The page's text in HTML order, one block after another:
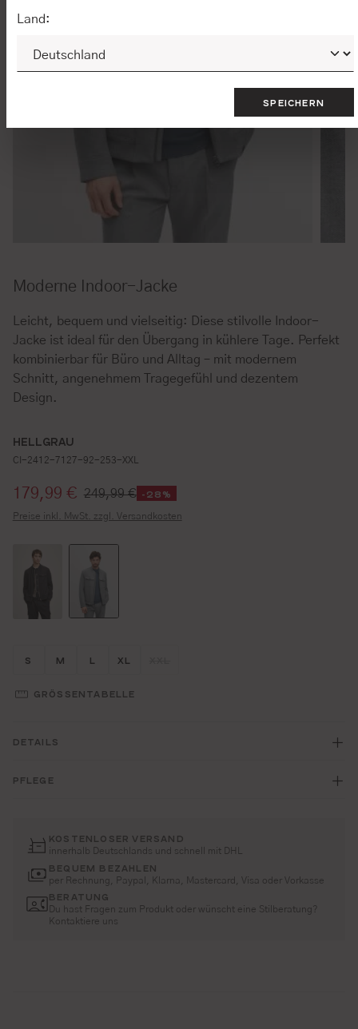
Moderne Indoor-Jacke
Leicht, bequem und vielseitig: Diese stilvolle Indoor-
Jacke ist ideal für den Übergang in kühlere Tage. Perfekt
kombinierbar für Büro und Alltag – mit modernem
Schnitt, angenehmem Tragegefühl und dezentem
Design.
HELLGRAU
CI-2412-7127-92-253-XXL
Verkaufspreis:
179,99 € 249,99 € -28%
Preise inkl. MwSt. zzgl. Versandkosten
Größe wählen
S Größe wählen
M Größe wählen
L Größe wählen
XL
GRÖSSENTABELLE
DETAILS
PFLEGE
KOSTENLOSER VERSAND
innerhalb Deutschlands und schnell mit DHL
BEQUEM BEZAHLEN
per Rechnung, Paypal, Klarna, Mastercard, Visa oder Vorkasse
BERATUNG
Du hast Fragen zum Produkt oder wünscht eine Stilberatung?
Kontaktiere uns
Land:
SPEICHERN